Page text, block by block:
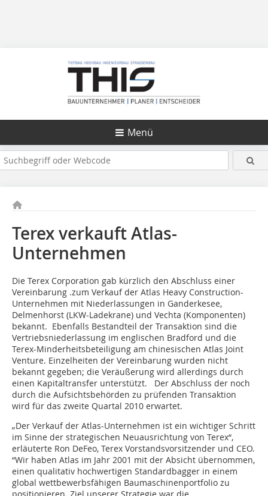
Menü
Terex verkauft Atlas-
Unternehmen
Die Terex Corporation gab kürzlich den Abschluss einer
Vereinbarung .zum Verkauf der Atlas Heavy Construction-
Unternehmen mit Niederlassungen in Ganderkesee,
Delmenhorst (LKW-Ladekrane) und Vechta (Komponenten)
bekannt. Ebenfalls Bestandteil der Transaktion sind die
Vertriebsniederlassung im englischen Bradford und die
Terex-Minderheitsbeteiligung am chinesischen Atlas Joint
Venture. Einzelheiten der Vereinbarung wurden nicht
bekannt gegeben; die Veräußerung wird allerdings durch
einen Kapitaltransfer unterstützt. Der Abschluss der noch
durch die Aufsichtsbehörden zu prüfenden Transaktion
wird für das zweite Quartal 2010 erwartet.
„Der Verkauf der Atlas-Unternehmen ist ein wichtiger Schritt
im Sinne der strategischen Neuausrichtung von Terex“,
erläuterte Ron DeFeo, Terex Vorstandsvorsitzender und CEO.
“Wir haben Atlas im Jahr 2001 mit der Absicht übernommen,
einen qualitativ hochwertigen Standardbagger in einem
global wettbewerbsfähigen Baumaschinenportfolio zu